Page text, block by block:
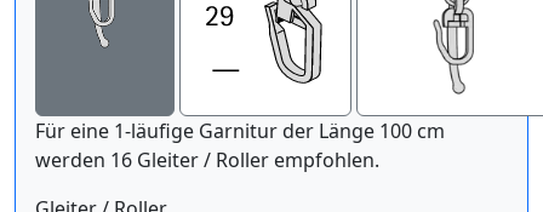
Für eine 1-läufige Garnitur der Länge 100 cm
werden 16 Gleiter / Roller empfohlen.